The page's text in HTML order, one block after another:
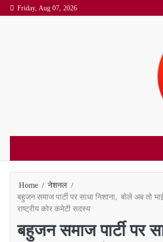
Skip
to
Friday, Aug 07, 2026
Home
नेशनल
बहुजन समाज पार्टी पर साधा निशाना, बोले अब तो
राष्ट्रीय कोर कमेटी सदस्य
बहुजन समाज पार्टी पर